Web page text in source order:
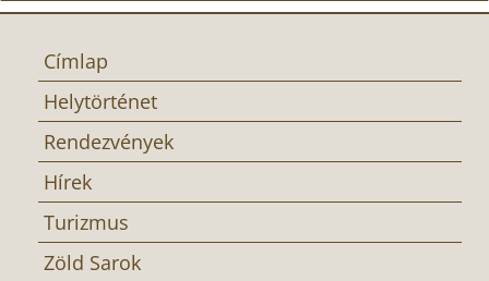
Címlap
Helytörténet
Rendezvények
Hírek
Turizmus
Zöld Sarok